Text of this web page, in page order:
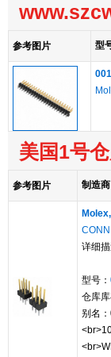
参考图片 型
美国1号
参考图片 制造
详细
型号：
仓库库
别名